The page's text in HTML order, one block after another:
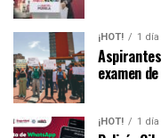
¡HOT! 1
examen
¡HOT! 1